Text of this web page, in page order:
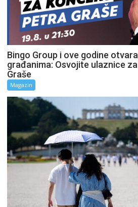
Bingo Group i ove godine
građanima: Osvojite ulaznice
Graše
Magazin